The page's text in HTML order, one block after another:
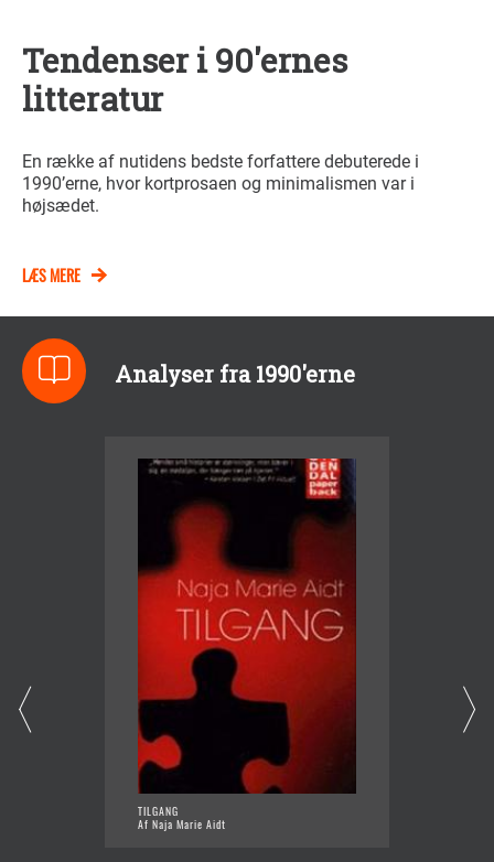
Tendenser i 90'ernes
litteratur
En række af nutidens bedste forfattere debuterede i
1990’erne, hvor kortprosaen og minimalismen var i
højsædet.
LÆS MERE
Analyser fra 1990'erne
TILGANG
Af Naja Marie Aidt